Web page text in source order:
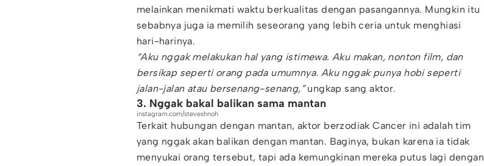
melainkan menikmati waktu berkualitas dengan pasangannya. Mungkin itu
sebabnya juga ia memilih seseorang yang lebih ceria untuk menghiasi
hari-harinya.
“Aku nggak melakukan hal yang istimewa. Aku makan, nonton film, dan
bersikap seperti orang pada umumnya. Aku nggak punya hobi seperti
jalan-jalan atau bersenang-senang,”ungkap sang aktor.
3. Nggak bakal balikan sama mantan
instagram.com/steveshnoh
Terkait hubungan dengan mantan, aktor berzodiak Cancer ini adalah tim
yang nggak akan balikan dengan mantan. Baginya, bukan karena ia tidak
menyukai orang tersebut, tapi ada kemungkinan mereka putus lagi dengan